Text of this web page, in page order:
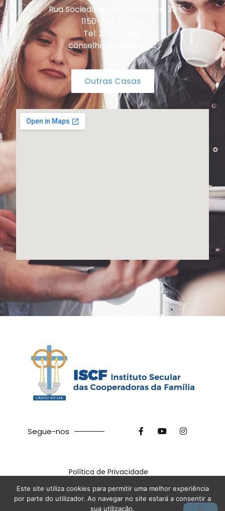
Rua Sociedade Farmacêutica, 39
1150-338 LISBOA
Tel. 213 513 060
conselhogeral@iscf.pt
Outras Casas
Segue-nos
Política de Privacidade
©2026ISCF. Feito com ❤ naTerra das Ideias
Este site utiliza cookies para permitir uma melhor experiência
por parte do utilizador. Ao navegar no site estará a consentir a
sua utilização.